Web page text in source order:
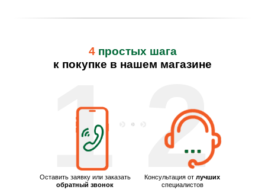
1 2
Оставить заявку или заказать
обратный звонок
Консультация от лучших
специалистов
4 простых шага
к покупке в нашем магазине